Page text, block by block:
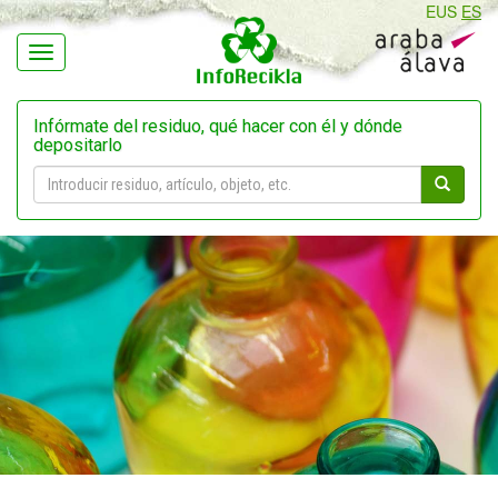
Navegación
EUS ES
Infórmate del residuo, qué hacer con él y dónde
depositarlo